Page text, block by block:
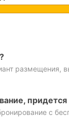
размещения,
с